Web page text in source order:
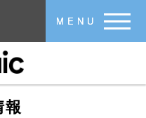
MENU